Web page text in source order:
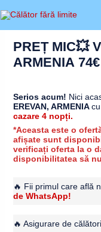
to
PREȚ MIC💥
ARMENIA
Serios acum! Nici
EREVAN, ARMENIA
cazare 4 nopți.
*Aceasta este o
afișate sunt
verificați oferta la o
disponibilitatea să
🔥 Fii primul care află
de WhatsApp!
🔥 Asigurare de